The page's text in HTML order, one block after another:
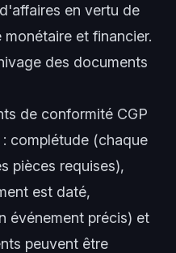
en vertu de
et financier.
des documents
de conformité CGP
complétude (chaque
pièces requises),
est daté,
événement précis) et
peuvent être